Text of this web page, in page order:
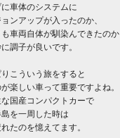
車体のシステムに
ンアップが入ったのか、
も車両自体が馴染んできたのか
調子が良いです。
こういう旅をすると
楽しい車って重要ですよね。
国産コンパクトカーで
を一周した時は
たのを憶えてます。